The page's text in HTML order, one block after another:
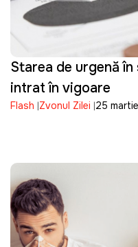
Starea de urgență
intrat în vigoare
Flash Zvonul Zilei 25